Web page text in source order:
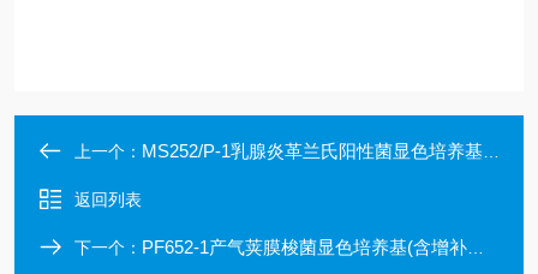
上一个： MS252/P-1乳腺炎革兰氏阳性菌显色培养基（含增补剂）
返回列表
下一个： PF652-1产气荚膜梭菌显色培养基(含增补剂）